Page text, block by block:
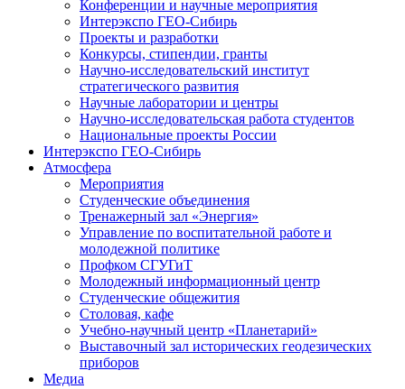
Конференции и научные мероприятия
Интерэкспо ГЕО-Сибирь
Проекты и разработки
Конкурсы, стипендии, гранты
Научно-исследовательский институт
стратегического развития
Научные лаборатории и центры
Научно-исследовательская работа студентов
Национальные проекты России
Интерэкспо ГЕО-Сибирь
Атмосфера
Мероприятия
Студенческие объединения
Тренажерный зал «Энергия»
Управление по воспитательной работе и
молодежной политике
Профком СГУГиТ
Молодежный информационный центр
Студенческие общежития
Столовая, кафе
Учебно-научный центр «Планетарий»
Выставочный зал исторических геодезических
приборов
Медиа